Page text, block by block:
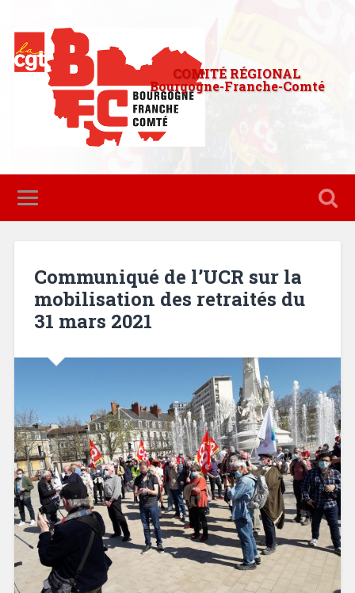
COMITÉ RÉGIONAL
Bourgogne-Franche-Comté
Communiqué de l’UCR sur la
mobilisation des retraités du
31 mars 2021